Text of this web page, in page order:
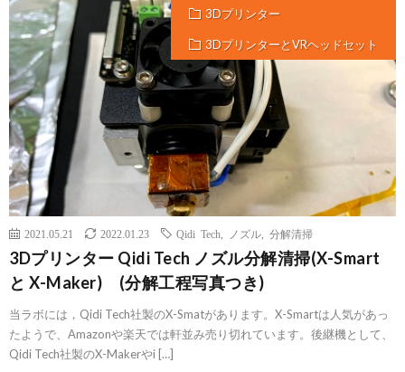
3Dプリンター
3DプリンターとVRヘッドセット
2021.05.21 2022.01.23 Qidi Tech ノズル 分解清掃
3Dプリンター Qidi Tech ノズル分解清掃(X-Smart
と X-Maker) (分解工程写真つき)
当ラボには，Qidi Tech社製のX-Smatがあります。X-Smartは人気があっ
たようで、Amazonや楽天では軒並み売り切れています。後継機として、
Qidi Tech社製のX-Makerやi […]